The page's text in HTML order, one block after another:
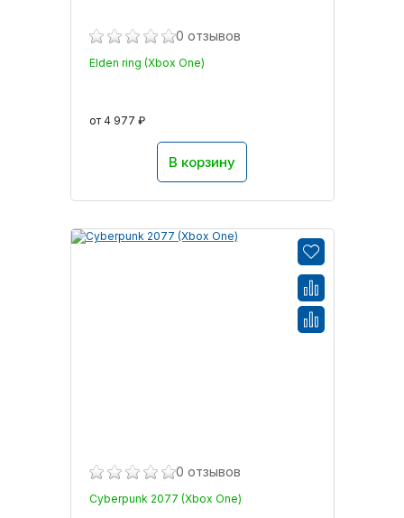
0 отзывов
Elden ring (Xbox One)
от 4 977 ₽
В корзину
0 отзывов
Cyberpunk 2077 (Xbox One)